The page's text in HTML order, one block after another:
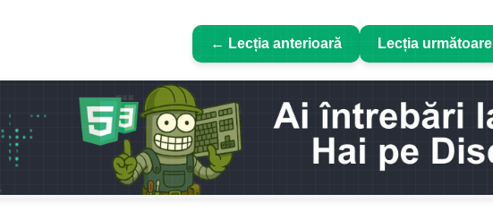
← Lecția anterioară Lecția